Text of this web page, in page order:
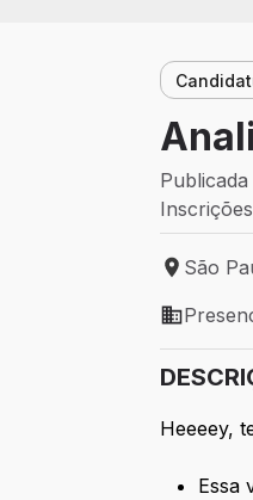
Local de
São
Modelo
Heeeey,
Essa